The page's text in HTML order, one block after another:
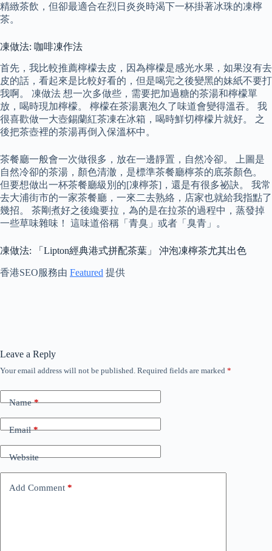
精緻茶飲，但卻最適合在烈日炎炎時渴下一杯掛著冰珠的凍檸
茶。
凍做法: 咖啡凍作法
首先，我比較推薦檸檬去皮，因為檸檬是感光水果，如果沒有去
皮的話，看起來是比較好看的，但是喝完之後變黑的妹紙不要打
我啊。 凍做法 想一次多做些，需要把加過糖的茶湯和檸檬單
放，喝時現加檸檬。 檸檬在茶湯裏泡久了味道會變得溫吞。 我
很喜歡做一大壺錫蘭紅茶凍在冰箱，喝時鮮切檸檬片就好。 之
後把茶壺裡的茶湯再倒入保溫杯中。
茶餐廳一般會一次做很多，放在一邊靜置，自然冷卻。 上圖是
自然冷卻的茶湯，顏色清澈，是標準茶餐廳檸茶的底茶顏色。
但要想做出一杯茶餐廳級別的[凍檸茶]，還是有很多祕訣。 我常
去大浦街市的一家茶餐廳，一來二去熟絡，店家也就給我指點了
幾招。 茶剛煮好之後纔要拉，為的是在拉茶的過程中，蒸發掉
一些草味雜味！ 這味道俗稱「青臭」或者「臭青」。
凍做法: 「Lipton經典港式拼配茶葉」 沖泡凍檸茶尤其出色
香港SEO服務由 Featured 提供
Leave a Reply
Your email address will not be published. Required fields are marked *
Name*
Email*
Website
Add Comment *